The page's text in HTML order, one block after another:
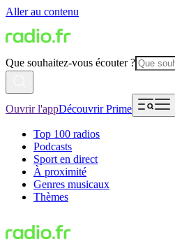
Aller au contenu
Que souhaitez-vous écouter ?
Ouvrir l'appDécouvrir Prime
Top 100 radios
Podcasts
Sport en direct
À proximité
Genres musicaux
Thèmes